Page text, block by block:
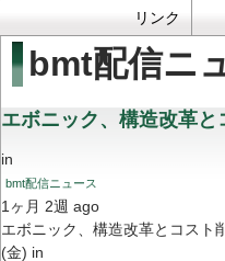
リンク
bmt配信ニ
エボニック、構造改革
in
bmt配信ニュース
1ヶ月 2週 ago
エボニック、構造改革とコスト
(金) in